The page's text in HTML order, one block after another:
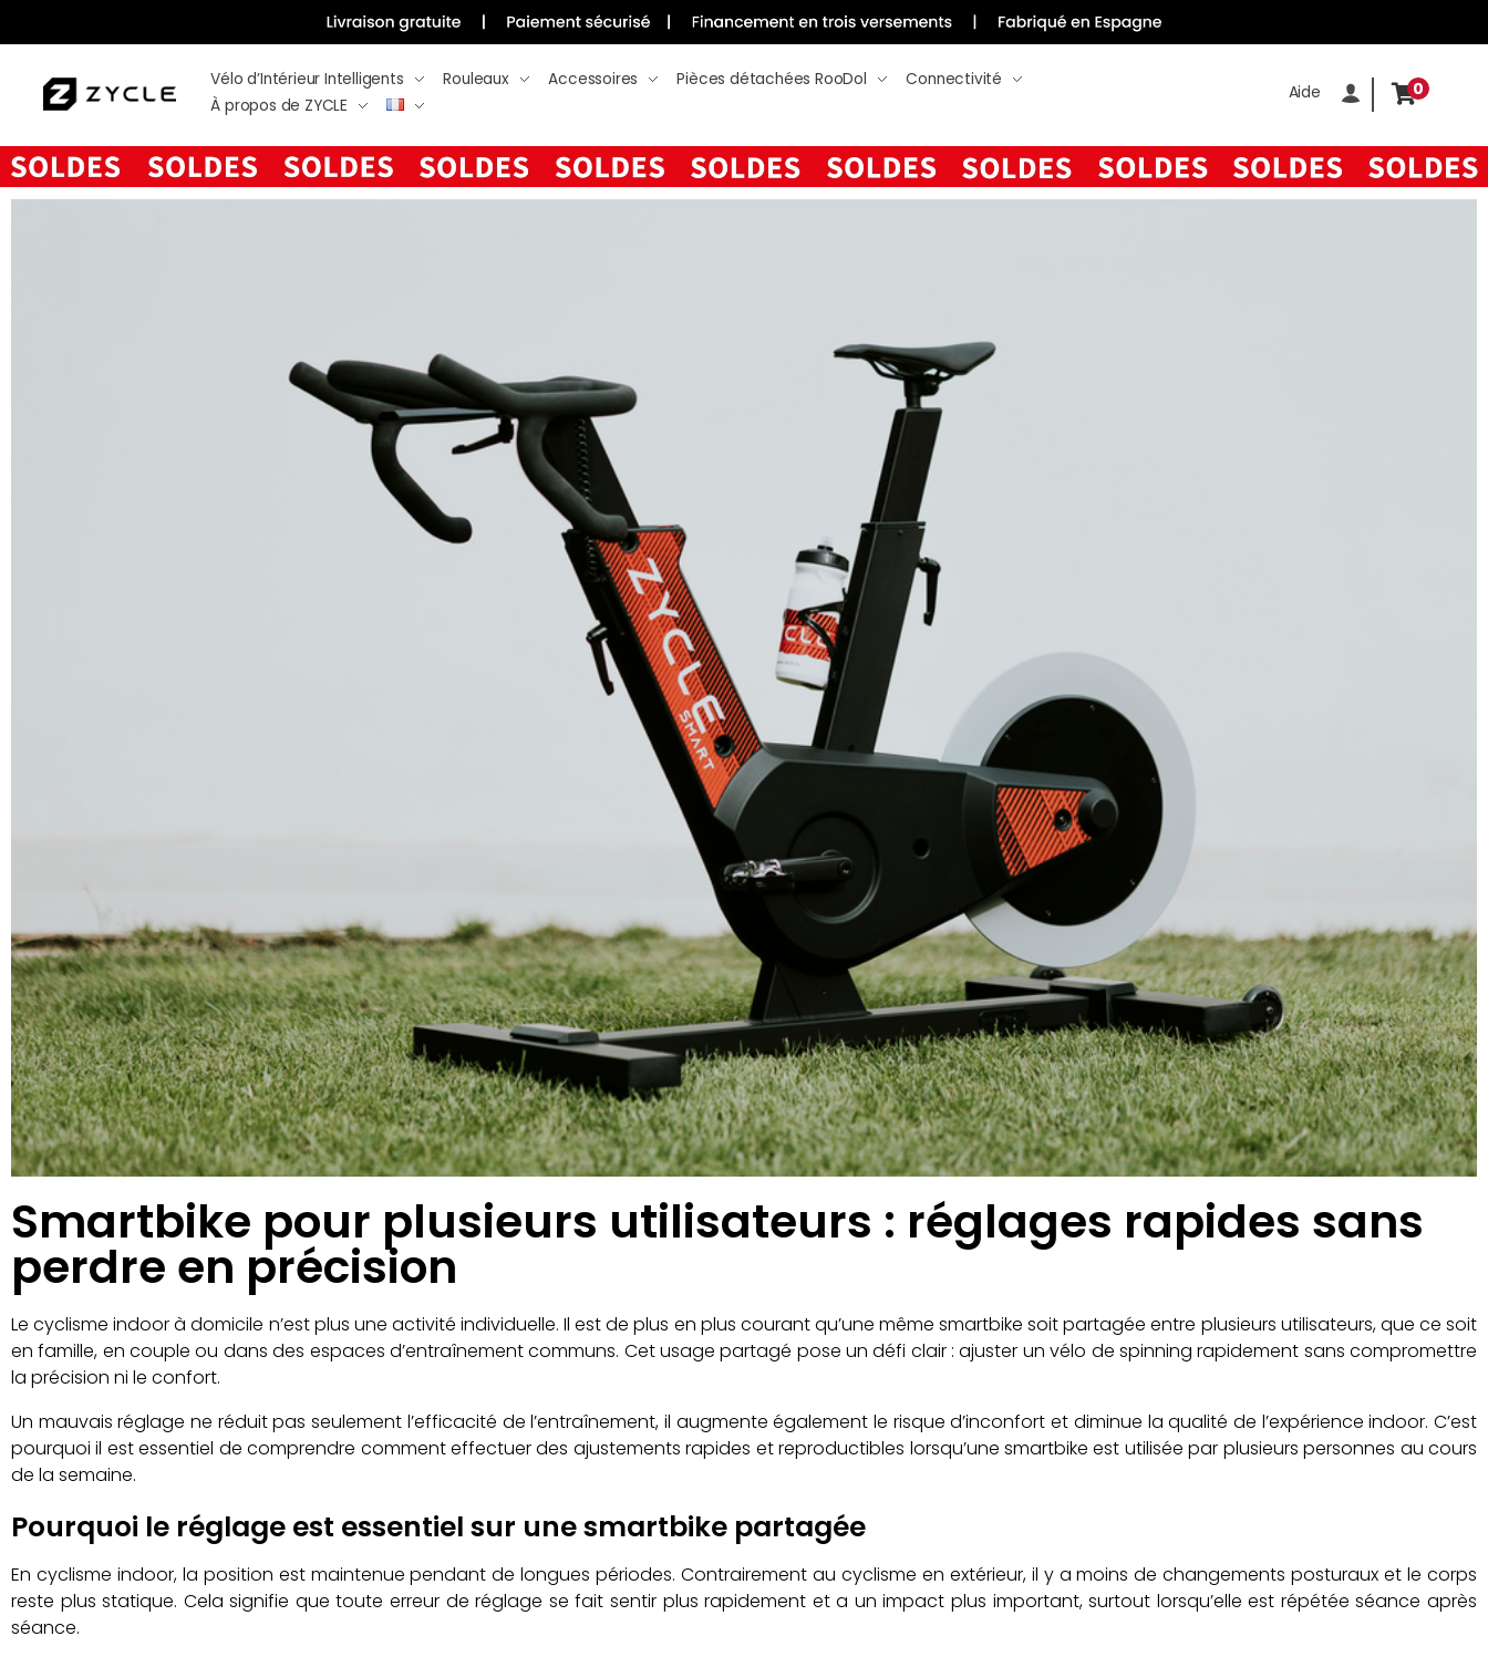
Vélo d’Intérieur Intelligents Rouleaux Accessoires Pièces détachées RooDol
Connectivité
À propos de ZYCLE
Aide 0
Smartbike pour plusieurs utilisateurs : réglages rapides sans
perdre en précision
Le cyclisme indoor à domicile n’est plus une activité individuelle. Il est de plus en plus courant qu’une même smartbike soit partagée entre plusieurs utilisateurs, que ce soit
en famille, en couple ou dans des espaces d’entraînement communs. Cet usage partagé pose un défi clair : ajuster un vélo de spinning rapidement sans compromettre
la précision ni le confort.
Un mauvais réglage ne réduit pas seulement l’efficacité de l’entraînement, il augmente également le risque d’inconfort et diminue la qualité de l’expérience indoor. C’est
pourquoi il est essentiel de comprendre comment effectuer des ajustements rapides et reproductibles lorsqu’une smartbike est utilisée par plusieurs personnes au cours
de la semaine.
Pourquoi le réglage est essentiel sur une smartbike partagée
En cyclisme indoor, la position est maintenue pendant de longues périodes. Contrairement au cyclisme en extérieur, il y a moins de changements posturaux et le corps
reste plus statique. Cela signifie que toute erreur de réglage se fait sentir plus rapidement et a un impact plus important, surtout lorsqu’elle est répétée séance après
séance.